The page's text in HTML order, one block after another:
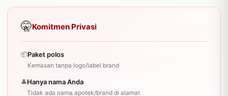
🤫Komitmen Privasi
📦Paket polos
Kemasan tanpa logo/label brand
👤Hanya nama Anda
Tidak ada nama apotek/brand di alamat